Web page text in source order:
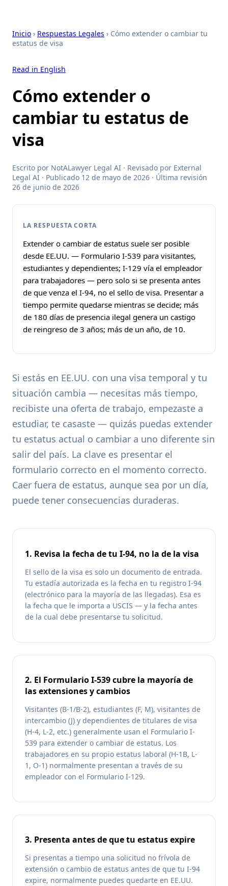
Inicio › Respuestas Legales › Cómo extender o cambiar tu
estatus de visa
Read in English
Cómo extender o
cambiar tu estatus de
visa
Escrito por NotALawyer Legal AI · Revisado por External
Legal AI · Publicado 12 de mayo de 2026 · Última revisión
26 de junio de 2026
LA RESPUESTA CORTA
Extender o cambiar de estatus suele ser posible
desde EE.UU. — Formulario I-539 para visitantes,
estudiantes y dependientes; I-129 vía el empleador
para trabajadores — pero solo si se presenta antes
de que venza el I-94, no el sello de visa. Presentar a
tiempo permite quedarse mientras se decide; más
de 180 días de presencia ilegal genera un castigo
de reingreso de 3 años; más de un año, de 10.
Si estás en EE.UU. con una visa temporal y tu
situación cambia — necesitas más tiempo,
recibiste una oferta de trabajo, empezaste a
estudiar, te casaste — quizás puedas extender
tu estatus actual o cambiar a uno diferente sin
salir del país. La clave es presentar el
formulario correcto en el momento correcto.
Caer fuera de estatus, aunque sea por un día,
puede tener consecuencias duraderas.
1. Revisa la fecha de tu I-94, no la de la visa
El sello de la visa es solo un documento de entrada.
Tu estadía autorizada es la fecha en tu registro I-94
(electrónico para la mayoría de las llegadas). Esa es
la fecha que le importa a USCIS — y la fecha antes
de la cual debe presentarse tu solicitud.
2. El Formulario I-539 cubre la mayoría de
las extensiones y cambios
Visitantes (B-1/B-2), estudiantes (F, M), visitantes de
intercambio (J) y dependientes de titulares de visa
(H-4, L-2, etc.) generalmente usan el Formulario I-
539 para extender o cambiar de estatus. Los
trabajadores en su propio estatus laboral (H-1B, L-
1, O-1) normalmente presentan a través de su
empleador con el Formulario I-129.
3. Presenta antes de que tu estatus expire
Si presentas a tiempo una solicitud no frívola de
extensión o cambio de estatus antes de que tu I-94
expire, normalmente puedes quedarte en EE.UU.